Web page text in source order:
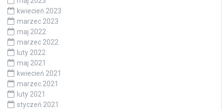
kwiecień 2023
marzec 2023
maj 2022
marzec 2022
luty 2022
maj 2021
kwiecień 2021
marzec 2021
luty 2021
styczeń 2021